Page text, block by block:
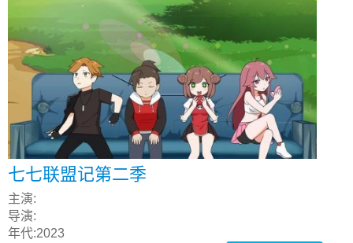
七七联盟记第二季
主演:
导演:
年代:2023